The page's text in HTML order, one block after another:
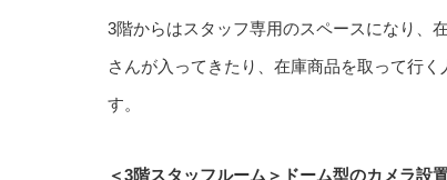
3階からはスタッフ専用のスペースになり、
さんが入ってきたり、在庫商品を取って行
す。
＜3階スタッフルーム＞ドーム型のカメラ設